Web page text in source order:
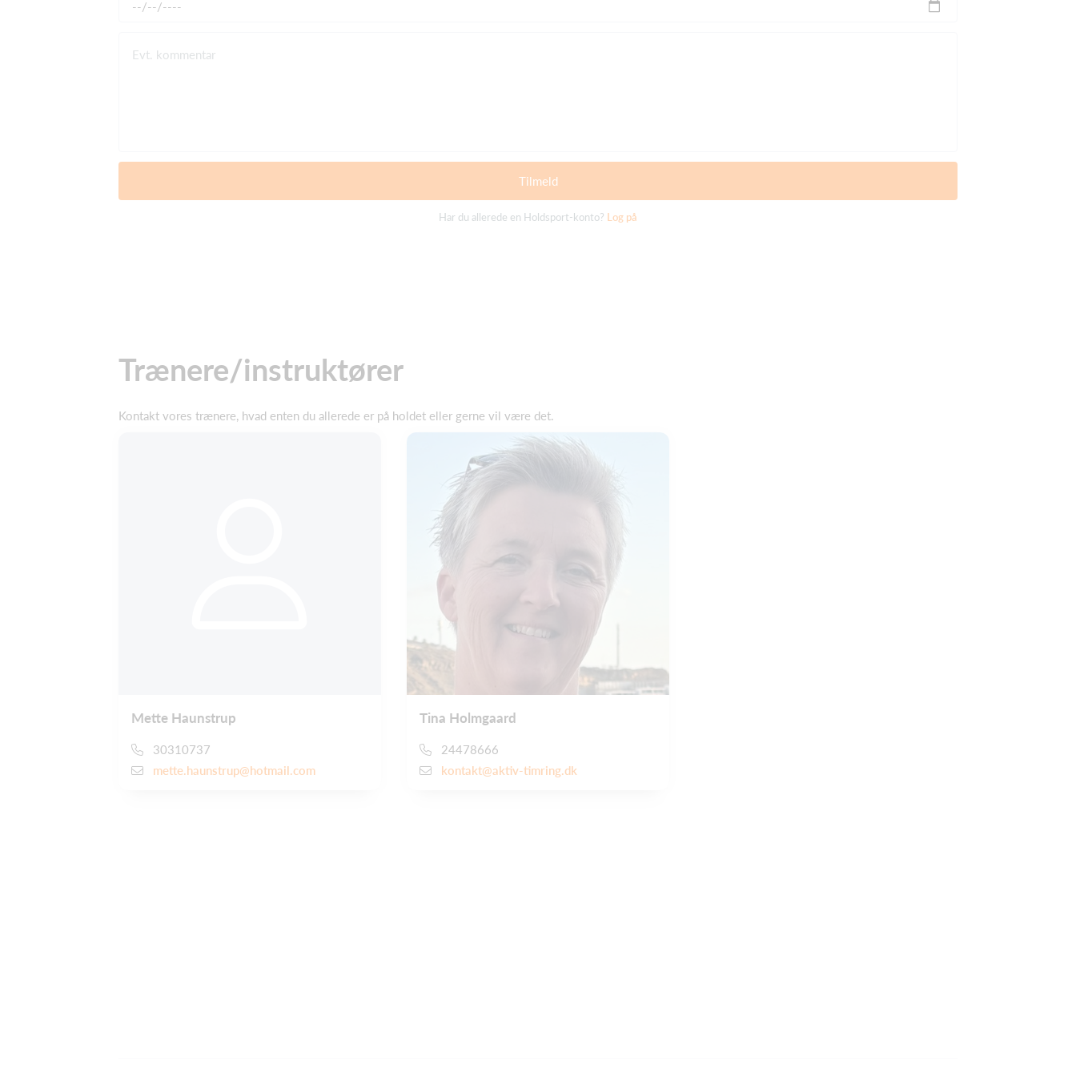
Evt. kommentar
Tilmeld
Har du allerede en Holdsport-konto? Log på
Trænere/instruktører
Kontakt vores trænere, hvad enten du allerede er på holdet eller gerne vil være det.
Mette Haunstrup
30310737
mette.haunstrup@hotmail.com
Tina Holmgaard
24478666
kontakt@aktiv-timring.dk